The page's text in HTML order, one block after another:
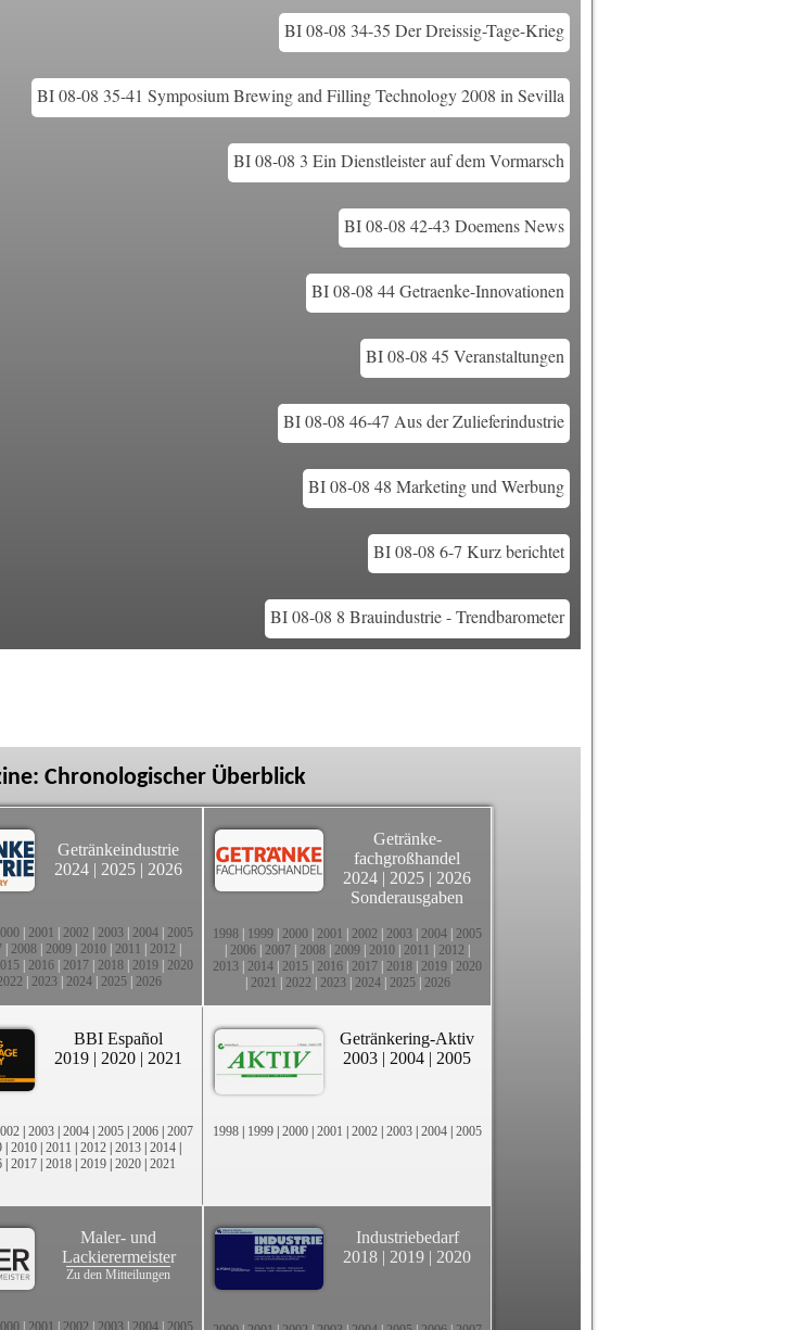
BI 08-08 34-35 Der Dreissig-Tage-Krieg
BI 08-08 35-41 Symposium Brewing and Filling Technology 2008 in Sevilla
BI 08-08 3 Ein Dienstleister auf dem Vormarsch
BI 08-08 42-43 Doemens News
BI 08-08 44 Getraenke-Innovationen
BI 08-08 45 Veranstaltungen
BI 08-08 46-47 Aus der Zulieferindustrie
BI 08-08 48 Marketing und Werbung
BI 08-08 6-7 Kurz berichtet
BI 08-08 8 Brauindustrie - Trendbarometer
Chronologischer Überblick
Getränkeindustrie
2024 | 2025 | 2026
2001 2002 2003 2004 2005
2008 2009 2010 2011 2012
2016 2017 2018 2019 2020
2023| 2024| 2025| 2026
Getränke-
fachgroßhandel
2024 | 2025 | 2026
Sonderausgaben
1998 1999 2000 2001 2002 2003 2004 2005
2006 2007 2008 2009 2010 2011 2012
2013 2014 2015 2016 2017 2018 2019 2020
2021 2022 2023| 2024| 2025| 2026
BBI Español
2019 | 2020 | 2021
| 2003 | 2004 | 2005 | 2006 | 2007
| 2010 | 2011 | 2012 | 2013 | 2014 |
| 2017 | 2018 | 2019 | 2020 | 2021
Getränkering-Aktiv
2003 | 2004 | 2005
1998 | 1999 | 2000 | 2001 | 2002 | 2003 | 2004 | 2005
Maler- und
Lackierermeister
Zu den Mitteilungen
2001 2002 2003 2004 2005
Industriebedarf
2018 | 2019 | 2020